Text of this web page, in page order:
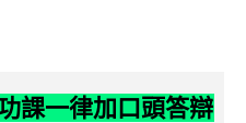
課一律加口頭答辯